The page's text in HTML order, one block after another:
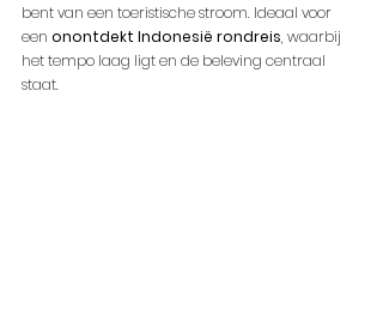
bent van een toeristische stroom. Ideaal voor
een onontdekt Indonesië rondreis, waarbij
het tempo laag ligt en de beleving centraal
staat.